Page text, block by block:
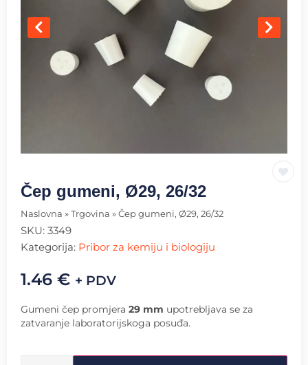
Čep gumeni, Ø29, 26/32
Naslovna » Trgovina » Čep gumeni, Ø29, 26/32
SKU: 3349
Kategorija: Pribor za kemiju i biologiju
1.46 € + PDV
Gumeni čep promjera 29 mm upotrebljava se za
zatvaranje laboratorijskoga posuđa.